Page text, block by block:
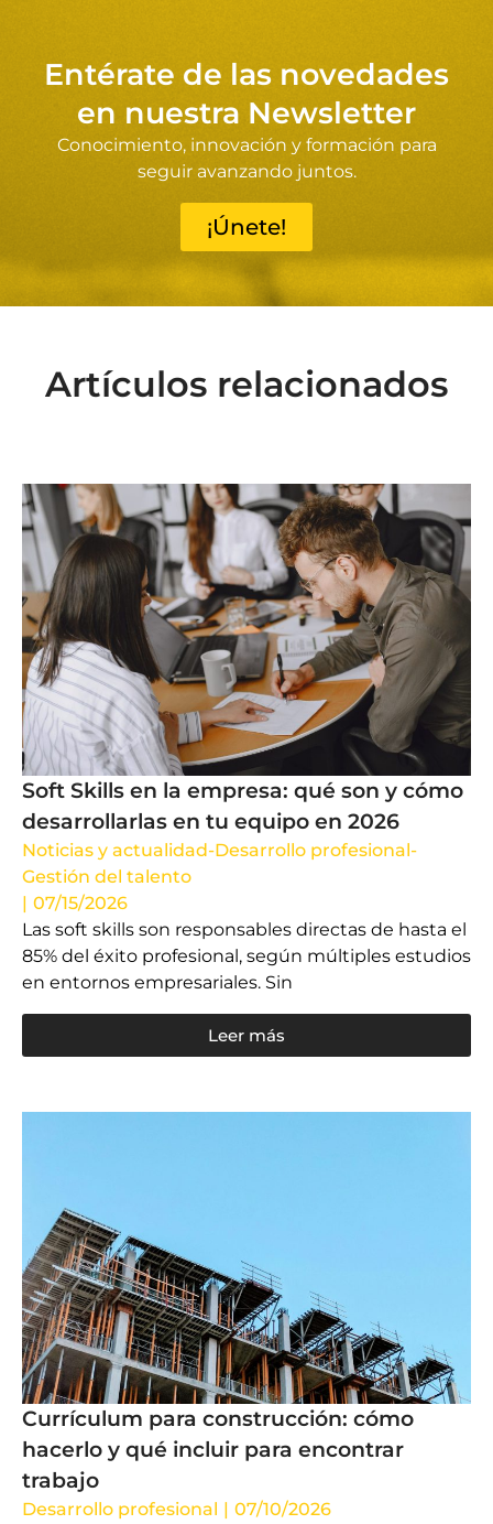
Entérate de las novedades
en nuestra Newsletter
Conocimiento, innovación y formación para
seguir avanzando juntos.
¡Únete!
Artículos relacionados
Soft Skills en la empresa: qué son y cómo
desarrollarlas en tu equipo en 2026
Noticias y actualidad-Desarrollo profesional-
Gestión del talento
| 07/15/2026
Las soft skills son responsables directas de hasta el
85% del éxito profesional, según múltiples estudios
en entornos empresariales. Sin
Leer más
Currículum para construcción: cómo
hacerlo y qué incluir para encontrar
trabajo
Desarrollo profesional | 07/10/2026